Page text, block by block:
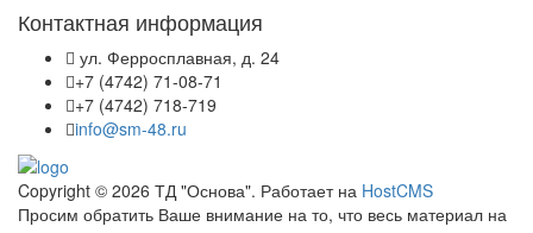
Контактная информация
ул. Ферросплавная, д. 24
+7 (4742) 71-08-71
+7 (4742) 718-719
info@sm-48.ru
Copyright © 2026 ТД "Основа". Работает на HostCMS
Просим обратить Ваше внимание на то, что весь материал на